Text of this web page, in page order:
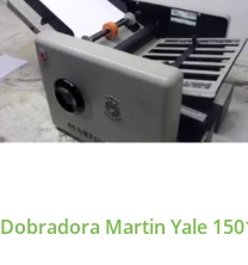
Dobradora Martin Yale